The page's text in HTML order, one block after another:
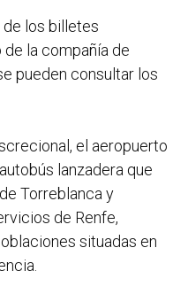
de los billetes
la compañía de
pueden consultar los
el aeropuerto
lanzadera que
Torreblanca y
de Renfe,
situadas en